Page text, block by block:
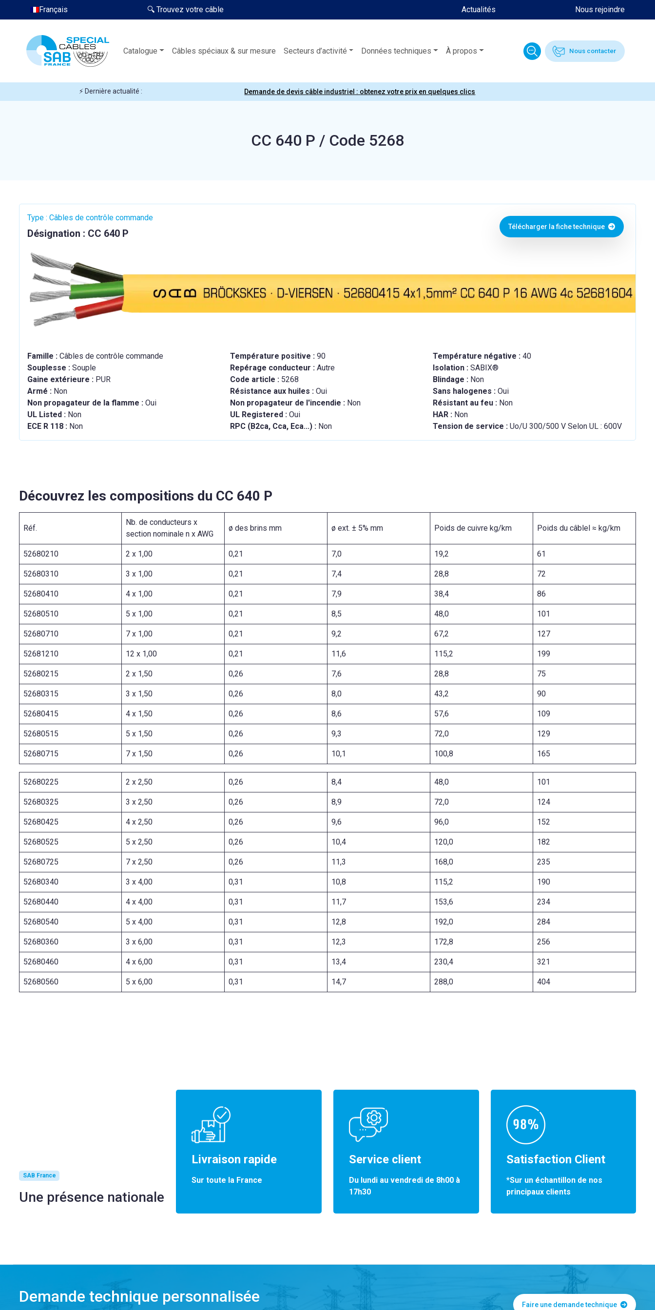
Nous rejoindre
Actualités
🔍 Trouvez votre câble
Français
Catalogue Câbles spéciaux & sur mesure Secteurs d’activité Données techniques À propos Nous contacter
⚡ Dernière actualité : Demande de devis câble industriel : obtenez votre prix en quelques clics
CC 640 P / Code 5268
Type : Câbles de contrôle commande
Désignation : CC 640 P
Télécharger la fiche technique
Famille : Câbles de contrôle commande Température positive : 90 Température négative :40
Souplesse : Souple Repérage conducteur : Autre Isolation :SABIX®
Gaine extérieure : PUR Code article : 5268 Blindage : Non
Armé : Non Résistance aux huiles : Oui Sans halogenes :Oui
Non propagateur de la flamme : Oui Non propagateur de l'incendie : Non Résistant au feu : Non
UL Listed : Non UL Registered : Oui HAR : Non
ECE R 118 : Non RPC (B2ca, Cca, Eca...) : Non Tension de service :Uo/U 300/500 V Selon UL : 600V
Découvrez les compositions du CC 640 P
Réf.
Nb. de conducteurs x
section nominale n x AWG
ø des brins mm ø ext. ± 5% mm Poids de cuivre kg/km Poids du câblel ≈ kg/km
52680210 2 x 1,00 0,21 7,0 19,2 61
52680310 3 x 1,00 0,21 7,4 28,8 72
52680410 4 x 1,00 0,21 7,9 38,4 86
52680510 5 x 1,00 0,21 8,5 48,0 101
52680710 7 x 1,00 0,21 9,2 67,2 127
52681210 12 x 1,00 0,21 11,6 115,2 199
52680215 2 x 1,50 0,26 7,6 28,8 75
52680315 3 x 1,50 0,26 8,0 43,2 90
52680415 4 x 1,50 0,26 8,6 57,6 109
52680515 5 x 1,50 0,26 9,3 72,0 129
52680715 7 x 1,50 0,26 10,1 100,8 165
52680225 2 x 2,50 0,26 8,4 48,0 101
52680325 3 x 2,50 0,26 8,9 72,0 124
52680425 4 x 2,50 0,26 9,6 96,0 152
52680525 5 x 2,50 0,26 10,4 120,0 182
52680725 7 x 2,50 0,26 11,3 168,0 235
52680340 3 x 4,00 0,31 10,8 115,2 190
52680440 4 x 4,00 0,31 11,7 153,6 234
52680540 5 x 4,00 0,31 12,8 192,0 284
52680360 3 x 6,00 0,31 12,3 172,8 256
52680460 4 x 6,00 0,31 13,4 230,4 321
52680560 5 x 6,00 0,31 14,7 288,0 404
SAB France
Une présence nationale
Livraison rapide
Sur toute la France
Service client
Du lundi au vendredi de 8h00 à
17h30
Satisfaction Client
*Sur un échantillon de nos
principaux clients
Demande technique personnalisée Faire une demande technique